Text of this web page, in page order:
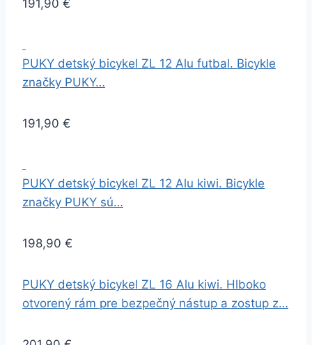
191,90 €
PUKY detský bicykel ZL 12 Alu futbal. Bicykle
značky PUKY…
191,90 €
PUKY detský bicykel ZL 12 Alu kiwi. Bicykle
značky PUKY sú…
198,90 €
PUKY detský bicykel ZL 16 Alu kiwi. Hlboko
otvorený rám pre bezpečný nástup a zostup z…